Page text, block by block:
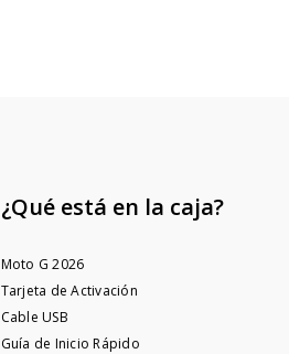
¿Qué está en la caja?
Moto G 2026
Tarjeta de Activación
Cable USB
Guía de Inicio Rápido